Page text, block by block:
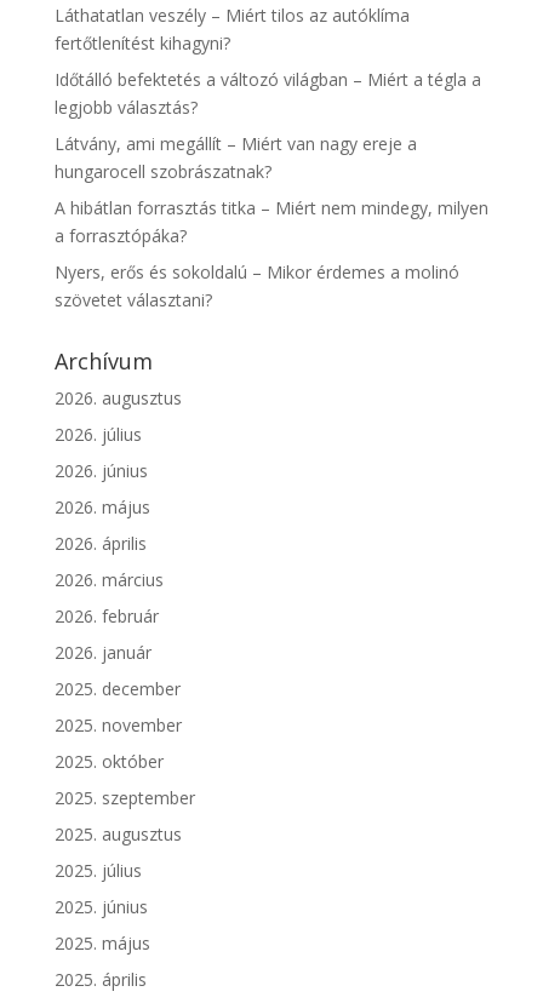
Láthatatlan veszély – Miért tilos az autóklíma
fertőtlenítést kihagyni?
Időtálló befektetés a változó világban – Miért a tégla a
legjobb választás?
Látvány, ami megállít – Miért van nagy ereje a
hungarocell szobrászatnak?
A hibátlan forrasztás titka – Miért nem mindegy, milyen
a forrasztópáka?
Nyers, erős és sokoldalú – Mikor érdemes a molinó
szövetet választani?
Archívum
2026. augusztus
2026. július
2026. június
2026. május
2026. április
2026. március
2026. február
2026. január
2025. december
2025. november
2025. október
2025. szeptember
2025. augusztus
2025. július
2025. június
2025. május
2025. április